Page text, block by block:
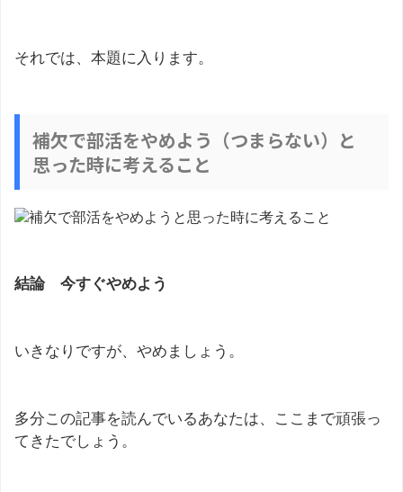
それでは、本題に入ります。
補欠で部活をやめよう（つまらない）と
思った時に考えること
結論 今すぐやめよう
いきなりですが、やめましょう。
多分この記事を読んでいるあなたは、ここまで頑張っ
てきたでしょう。